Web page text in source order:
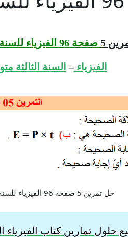
5 صفحة 96 الفيزياء للسنة الثالثة متوسط – الجيل الثاني
الفيزياء– السنة الثالثة
حلول تمارين كتاب الفيزياء